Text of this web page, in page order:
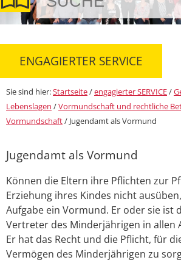
ENGAGIERTER SERVICE
Sie sind hier:Startseite/engagierter SERVICE/
Lebenslagen /Vormundschaft und rechtliche
Vormundschaft/ Jugendamt als Vormund
Jugendamt als Vormund
Können die Eltern ihre Pflichten zur
Erziehung ihres Kindes nicht
Aufgabe ein Vormund. Er oder sie ist
Vertreter des Minderjährigen in allen
Er hat das Recht und die Pflicht, für
Vermögen des Minderjährigen zu